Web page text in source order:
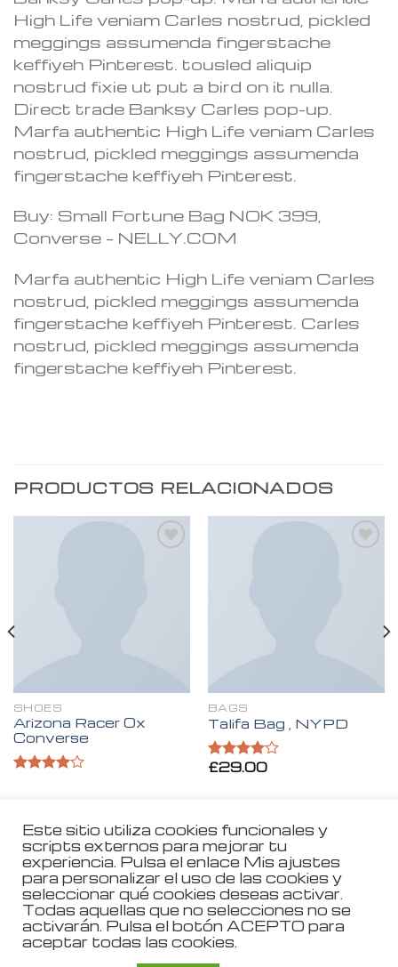
High Life veniam Carles nostrud, pickled
meggings assumenda fingerstache
keffiyeh Pinterest. tousled aliquip
nostrud fixie ut put a bird on it nulla.
Direct trade Banksy Carles pop-up.
Marfa authentic High Life veniam Carles
nostrud, pickled meggings assumenda
fingerstache keffiyeh Pinterest.
Buy: Small Fortune Bag NOK 399,
Converse – NELLY.COM
Marfa authentic High Life veniam Carles
nostrud, pickled meggings assumenda
fingerstache keffiyeh Pinterest. Carles
nostrud, pickled meggings assumenda
fingerstache keffiyeh Pinterest.
PRODUCTOS RELACIONADOS
SHOES
Arizona Racer Ox
Converse
BAGS
Talifa Bag , NYPD
Valorado
£29.00
Aviso Legal
Política de Privacidad
Política de Cookies
Este sitio utiliza cookies funcionales y
scripts externos para mejorar tu
experiencia. Pulsa el enlace Mis ajustes
para personalizar el uso de las cookies y
seleccionar qué cookies deseas activar.
Todas aquellas que no selecciones no se
activarán. Pulsa el botón ACEPTO para
aceptar todas las cookies.